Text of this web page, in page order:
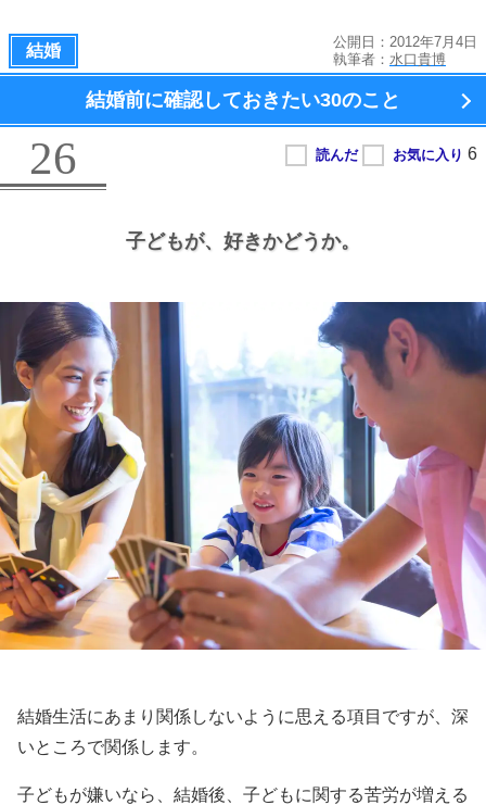
結婚
公開日：2012年7月4日
執筆者： 水口貴博
結婚前に確認しておきたい30のこと
26
子どもが、 好きかどうか。
結婚生活にあまり関係しないように思える項目ですが、深
いところで関係します。
子どもが嫌いなら、結婚後、子どもに関する苦労が増える